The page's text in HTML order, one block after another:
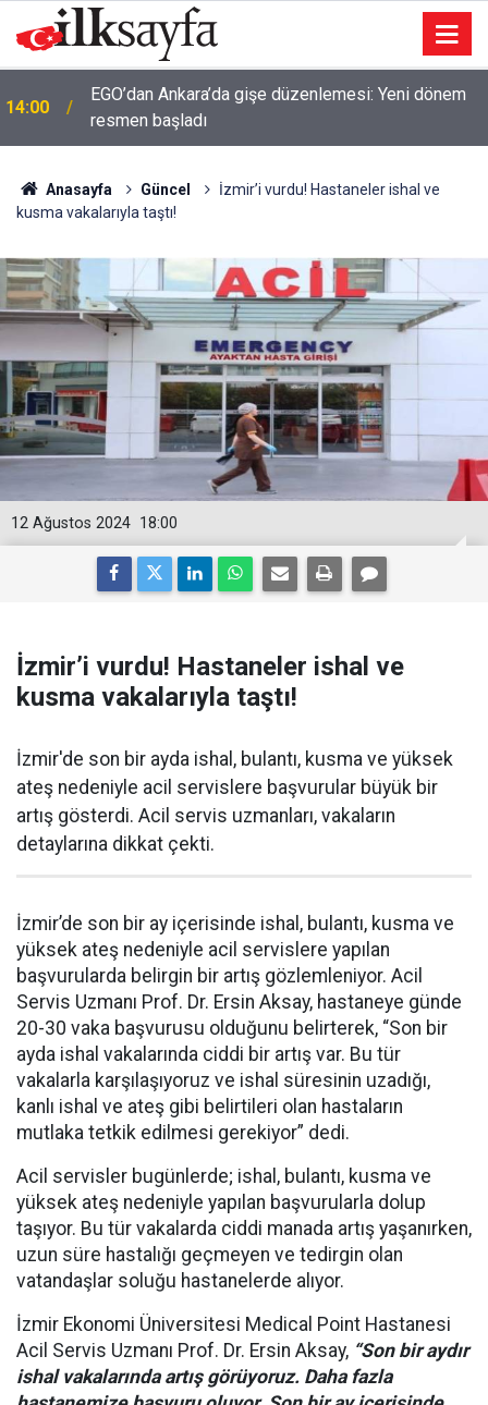
14:00
EGO’dan Ankara’da gişe düzenlemesi: Yeni dönem
resmen başladı
Anasayfa Güncel
İzmir’i vurdu! Hastaneler ishal ve
kusma vakalarıyla taştı!
18:00
12 Ağustos 2024
İzmir’i vurdu! Hastaneler ishal ve
kusma vakalarıyla taştı!
İzmir'de son bir ayda ishal, bulantı, kusma ve yüksek
ateş nedeniyle acil servislere başvurular büyük bir
artış gösterdi. Acil servis uzmanları, vakaların
detaylarına dikkat çekti.
İzmir’de son bir ay içerisinde ishal, bulantı, kusma ve
yüksek ateş nedeniyle acil servislere yapılan
başvurularda belirgin bir artış gözlemleniyor. Acil
Servis Uzmanı Prof. Dr. Ersin Aksay, hastaneye günde
20-30 vaka başvurusu olduğunu belirterek, “Son bir
ayda ishal vakalarında ciddi bir artış var. Bu tür
vakalarla karşılaşıyoruz ve ishal süresinin uzadığı,
kanlı ishal ve ateş gibi belirtileri olan hastaların
mutlaka tetkik edilmesi gerekiyor” dedi.
Acil servisler bugünlerde; ishal, bulantı, kusma ve
yüksek ateş nedeniyle yapılan başvurularla dolup
taşıyor. Bu tür vakalarda ciddi manada artış yaşanırken,
uzun süre hastalığı geçmeyen ve tedirgin olan
vatandaşlar soluğu hastanelerde alıyor.
İzmir Ekonomi Üniversitesi Medical Point Hastanesi
Acil Servis Uzmanı Prof. Dr. Ersin Aksay, “Son bir aydır
ishal vakalarında artış görüyoruz. Daha fazla